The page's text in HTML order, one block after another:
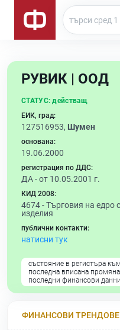
РУВИК | ООД
СТАТУС: действащ
ЕИК, град:
127516953, Шумен
основана:
19.06.2000
регистрация по ДДС:
ДА - от 10.05.2001 г.
КИД 2008:
4674 -Търговия на едро
изделия
публични контакти:
натисни тук
състояние в регистъра към
последна вписана
последни финансови
ФИНАНСОВИ ТРЕНДОВЕ